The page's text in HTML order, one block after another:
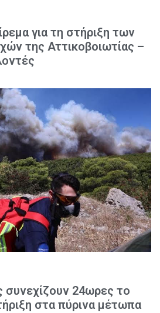
για τη στήριξη των
της Αττικοβοιωτίας –
συνεχίζουν 24ωρες το
στα πύρινα μέτωπα